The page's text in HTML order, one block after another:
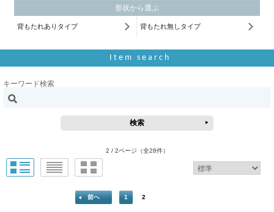
形状から選ぶ
背もたれありタイプ 背もたれ無しタイプ
Item search
キーワード検索
2 / 2ページ （全28件）
前へ 1 2